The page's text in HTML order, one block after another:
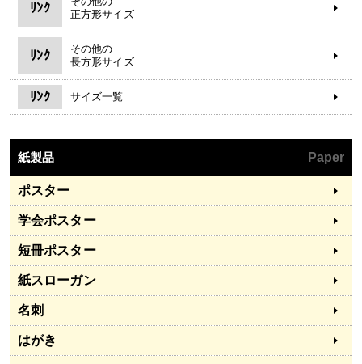
ﾘﾝｸ
正方形サイズ
ﾘﾝｸ
その他の
長方形サイズ
ﾘﾝｸ サイズ一覧
紙製品 Paper
ポスター
学会ポスター
短冊ポスター
紙スローガン
名刺
はがき